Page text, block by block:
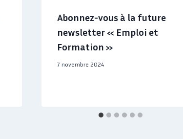
Abonnez-vous à la future
newsletter « Emploi et
Formation »
7 novembre 2024